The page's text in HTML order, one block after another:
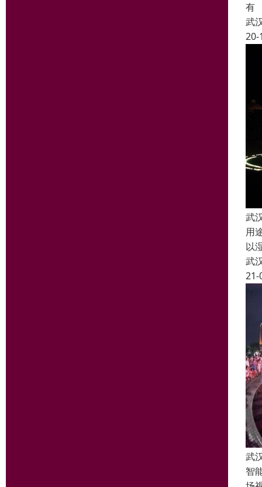
有
武
20-
武
用
以
武
21-
武
智